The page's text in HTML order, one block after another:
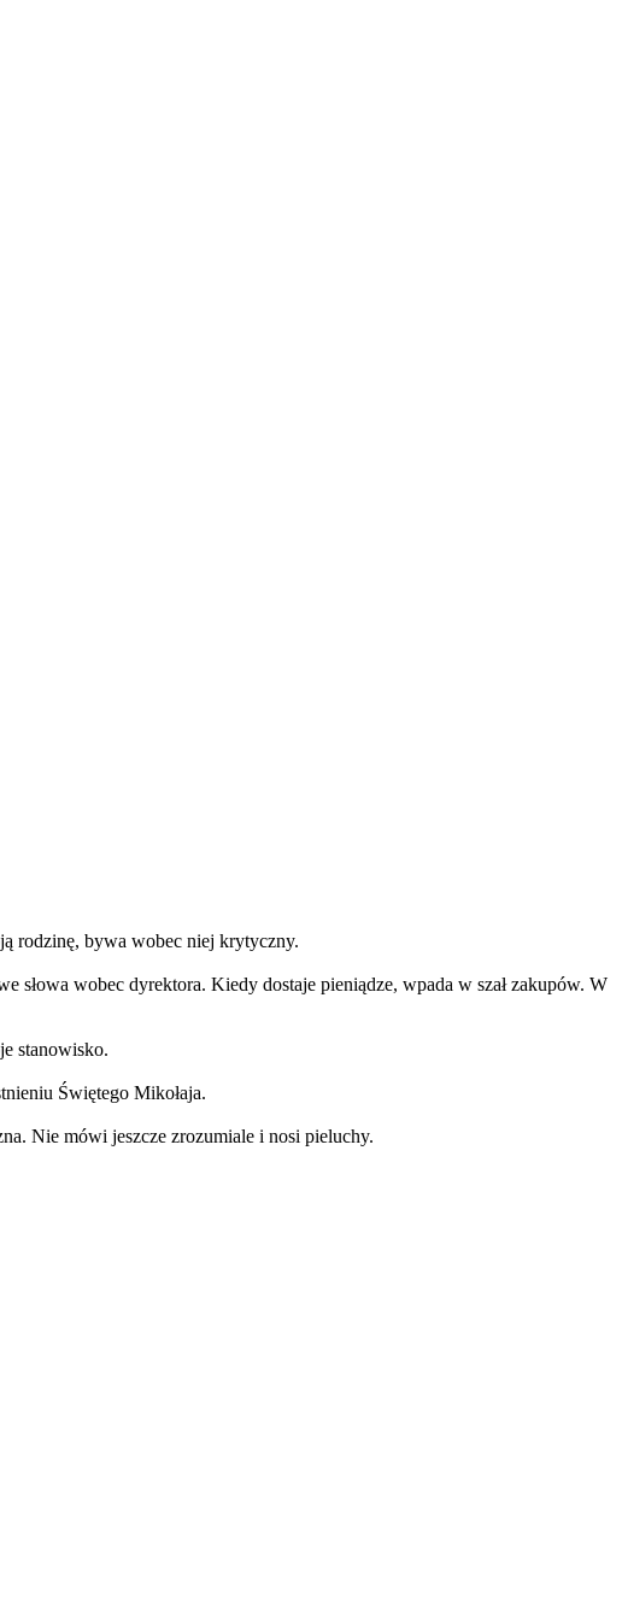
rodzinę, bywa wobec niej krytyczny.
słowa wobec dyrektora. Kiedy dostaje pieniądze, wpada w szał zakupów. W
stanowisko.
Świętego Mikołaja.
Nie mówi jeszcze zrozumiale i nosi pieluchy.